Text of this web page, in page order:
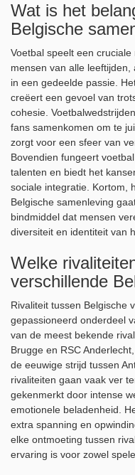
Wat is het
Belgische
Voetbal speelt een
mensen van alle leeftijden,
in een gedeelde passie.
creëert een gevoel van
cohesie.
fans samenkomen om te
zorgt voor een sfeer van
Bovendien fungeert
talenten en biedt het
sociale integratie. Kortom,
Belgische samenleving
bindmiddel dat mensen
diversiteit en identiteit van
Welke
verschillende
Rivaliteit tussen Belgische
gepassioneerd onderdeel
van de meest bekende
Brugge en RSC
de eeuwige strijd tussen
rivaliteiten gaan vaak ver
gekenmerkt door intense
emotionele beladenheid.
extra spanning en
elke ontmoeting tussen
ervaring is voor zowel